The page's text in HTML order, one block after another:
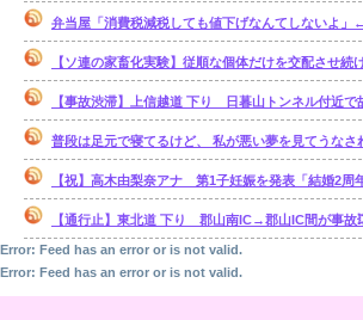
弁当屋「消費税減税しても値下げなんてしないよ」
【ソ連の家畜化実験】従順な個体だけを交配させ続
【事故渋滞】上信越道 下り 日暮山トンネル付近で故障車＆事故💥 車線規制 松井田妙義
普段は足元で寝てるけど、 私が悪い夢を見てうなされてたとき 優し
【祝】高木由梨奈アナ 第1子妊娠を発表「結婚2周年と
【通行止】東北道 下り 郡山南IC→郡山IC間が事故💥のため通行止「東北
Error: Feed has an error or is not valid.
Error: Feed has an error or is not valid.